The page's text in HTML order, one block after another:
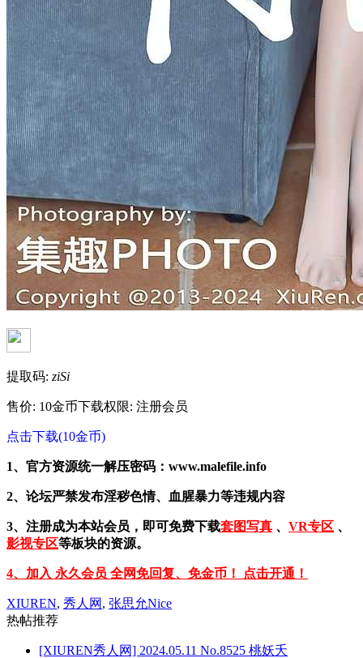
提取码: ziSi
售价: 10金币下载权限: 注册会员
点击下载(10金币)
1、官方资源统一解压密码：www.malefile.info
2、论坛严禁发布淫秽色情、血腥暴力等违规内容
3、注册成为本站会员，即可免费下载套图写真 、 VR专区 、
影视专区等板块的资源。
4、加入 永久会员 全网免回复、免金币！ 点击开通！
XIUREN, 秀人网 , 张思允Nice
热帖推荐
[XIUREN秀人网] 2024.05.11 No.8525 桃妖夭